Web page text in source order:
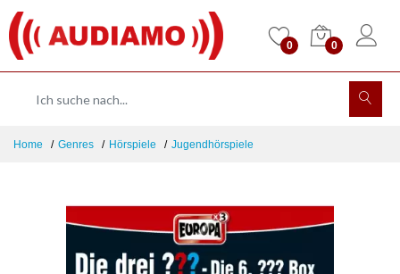
0 0
Home Genres Hörspiele Jugendhörspiele